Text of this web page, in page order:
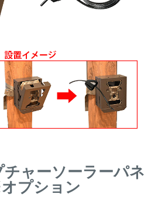
ャーソーラーパネ
プション